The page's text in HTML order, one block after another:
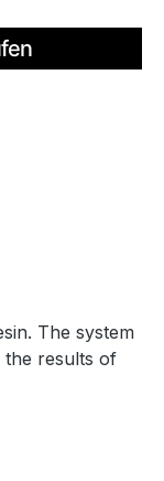
The system
the results of